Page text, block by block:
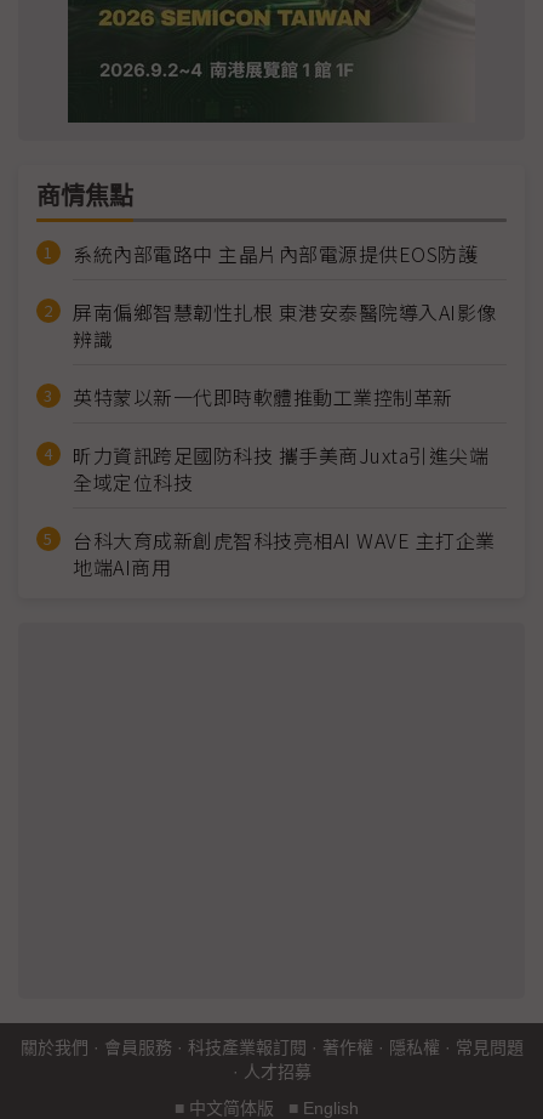
商情焦點
系統內部電路中 主晶片內部電源提供EOS防護
屏南偏鄉智慧韌性扎根 東港安泰醫院導入AI影像
辨識
英特蒙以新一代即時軟體推動工業控制革新
昕力資訊跨足國防科技 攜手美商Juxta引進尖端
全域定位科技
台科大育成新創虎智科技亮相AI WAVE 主打企業
地端AI商用
關於我們 · 會員服務 · 科技產業報訂閱 · 著作權 · 隱私權 · 常見問題
· 人才招募
■ 中文简体版 ■ English